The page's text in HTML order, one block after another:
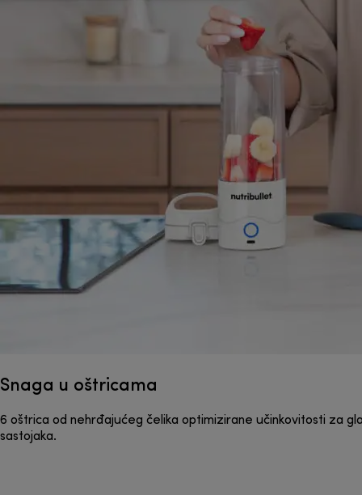
Snaga u oštricama
6 oštrica od nehrđajućeg čelika optimizirane učinkovitosti za
sastojaka.